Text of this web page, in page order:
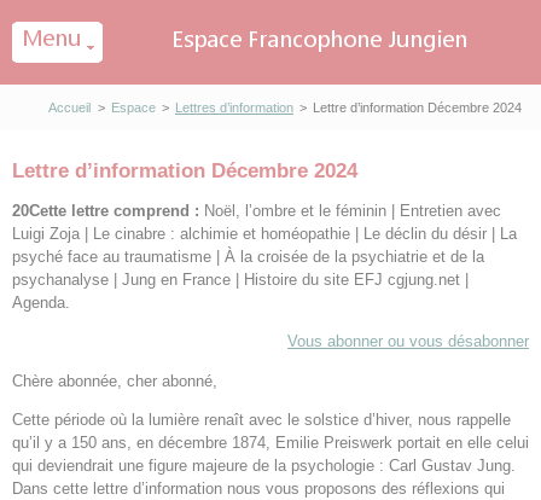
Accueil > Espace > Lettres d’information > Lettre d’information Décembre 2024
Lettre d’information Décembre 2024
20Cette lettre comprend : Noël, l’ombre et le féminin | Entretien avec
Luigi Zoja | Le cinabre : alchimie et homéopathie | Le déclin du désir | La
psyché face au traumatisme | À la croisée de la psychiatrie et de la
psychanalyse | Jung en France | Histoire du site EFJ cgjung.net |
Agenda.
Vous abonner ou vous désabonner
Chère abonnée, cher abonné,
Cette période où la lumière renaît avec le solstice d’hiver, nous rappelle
qu’il y a 150 ans, en décembre 1874, Emilie Preiswerk portait en elle celui
qui deviendrait une figure majeure de la psychologie : Carl Gustav Jung.
Dans cette lettre d’information nous vous proposons des réflexions qui